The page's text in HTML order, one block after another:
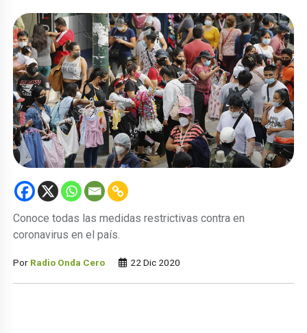
Conoce todas las medidas restrictivas contra en
coronavirus en el país.
Por Radio Onda Cero 22 Dic 2020